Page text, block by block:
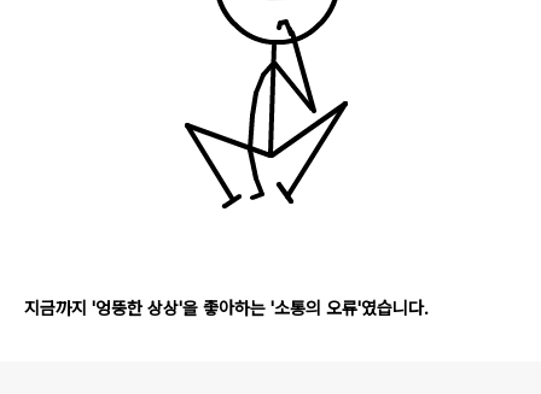
지금까지 '엉뚱한 상상'을 좋아하는 '소통의 오류'였습니다.